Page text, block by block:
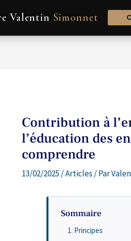
Valentin Simonnet
Contribution à
l’éducation des
comprendre
13/02/2025 /Articles / Par
Sommaire
Principes